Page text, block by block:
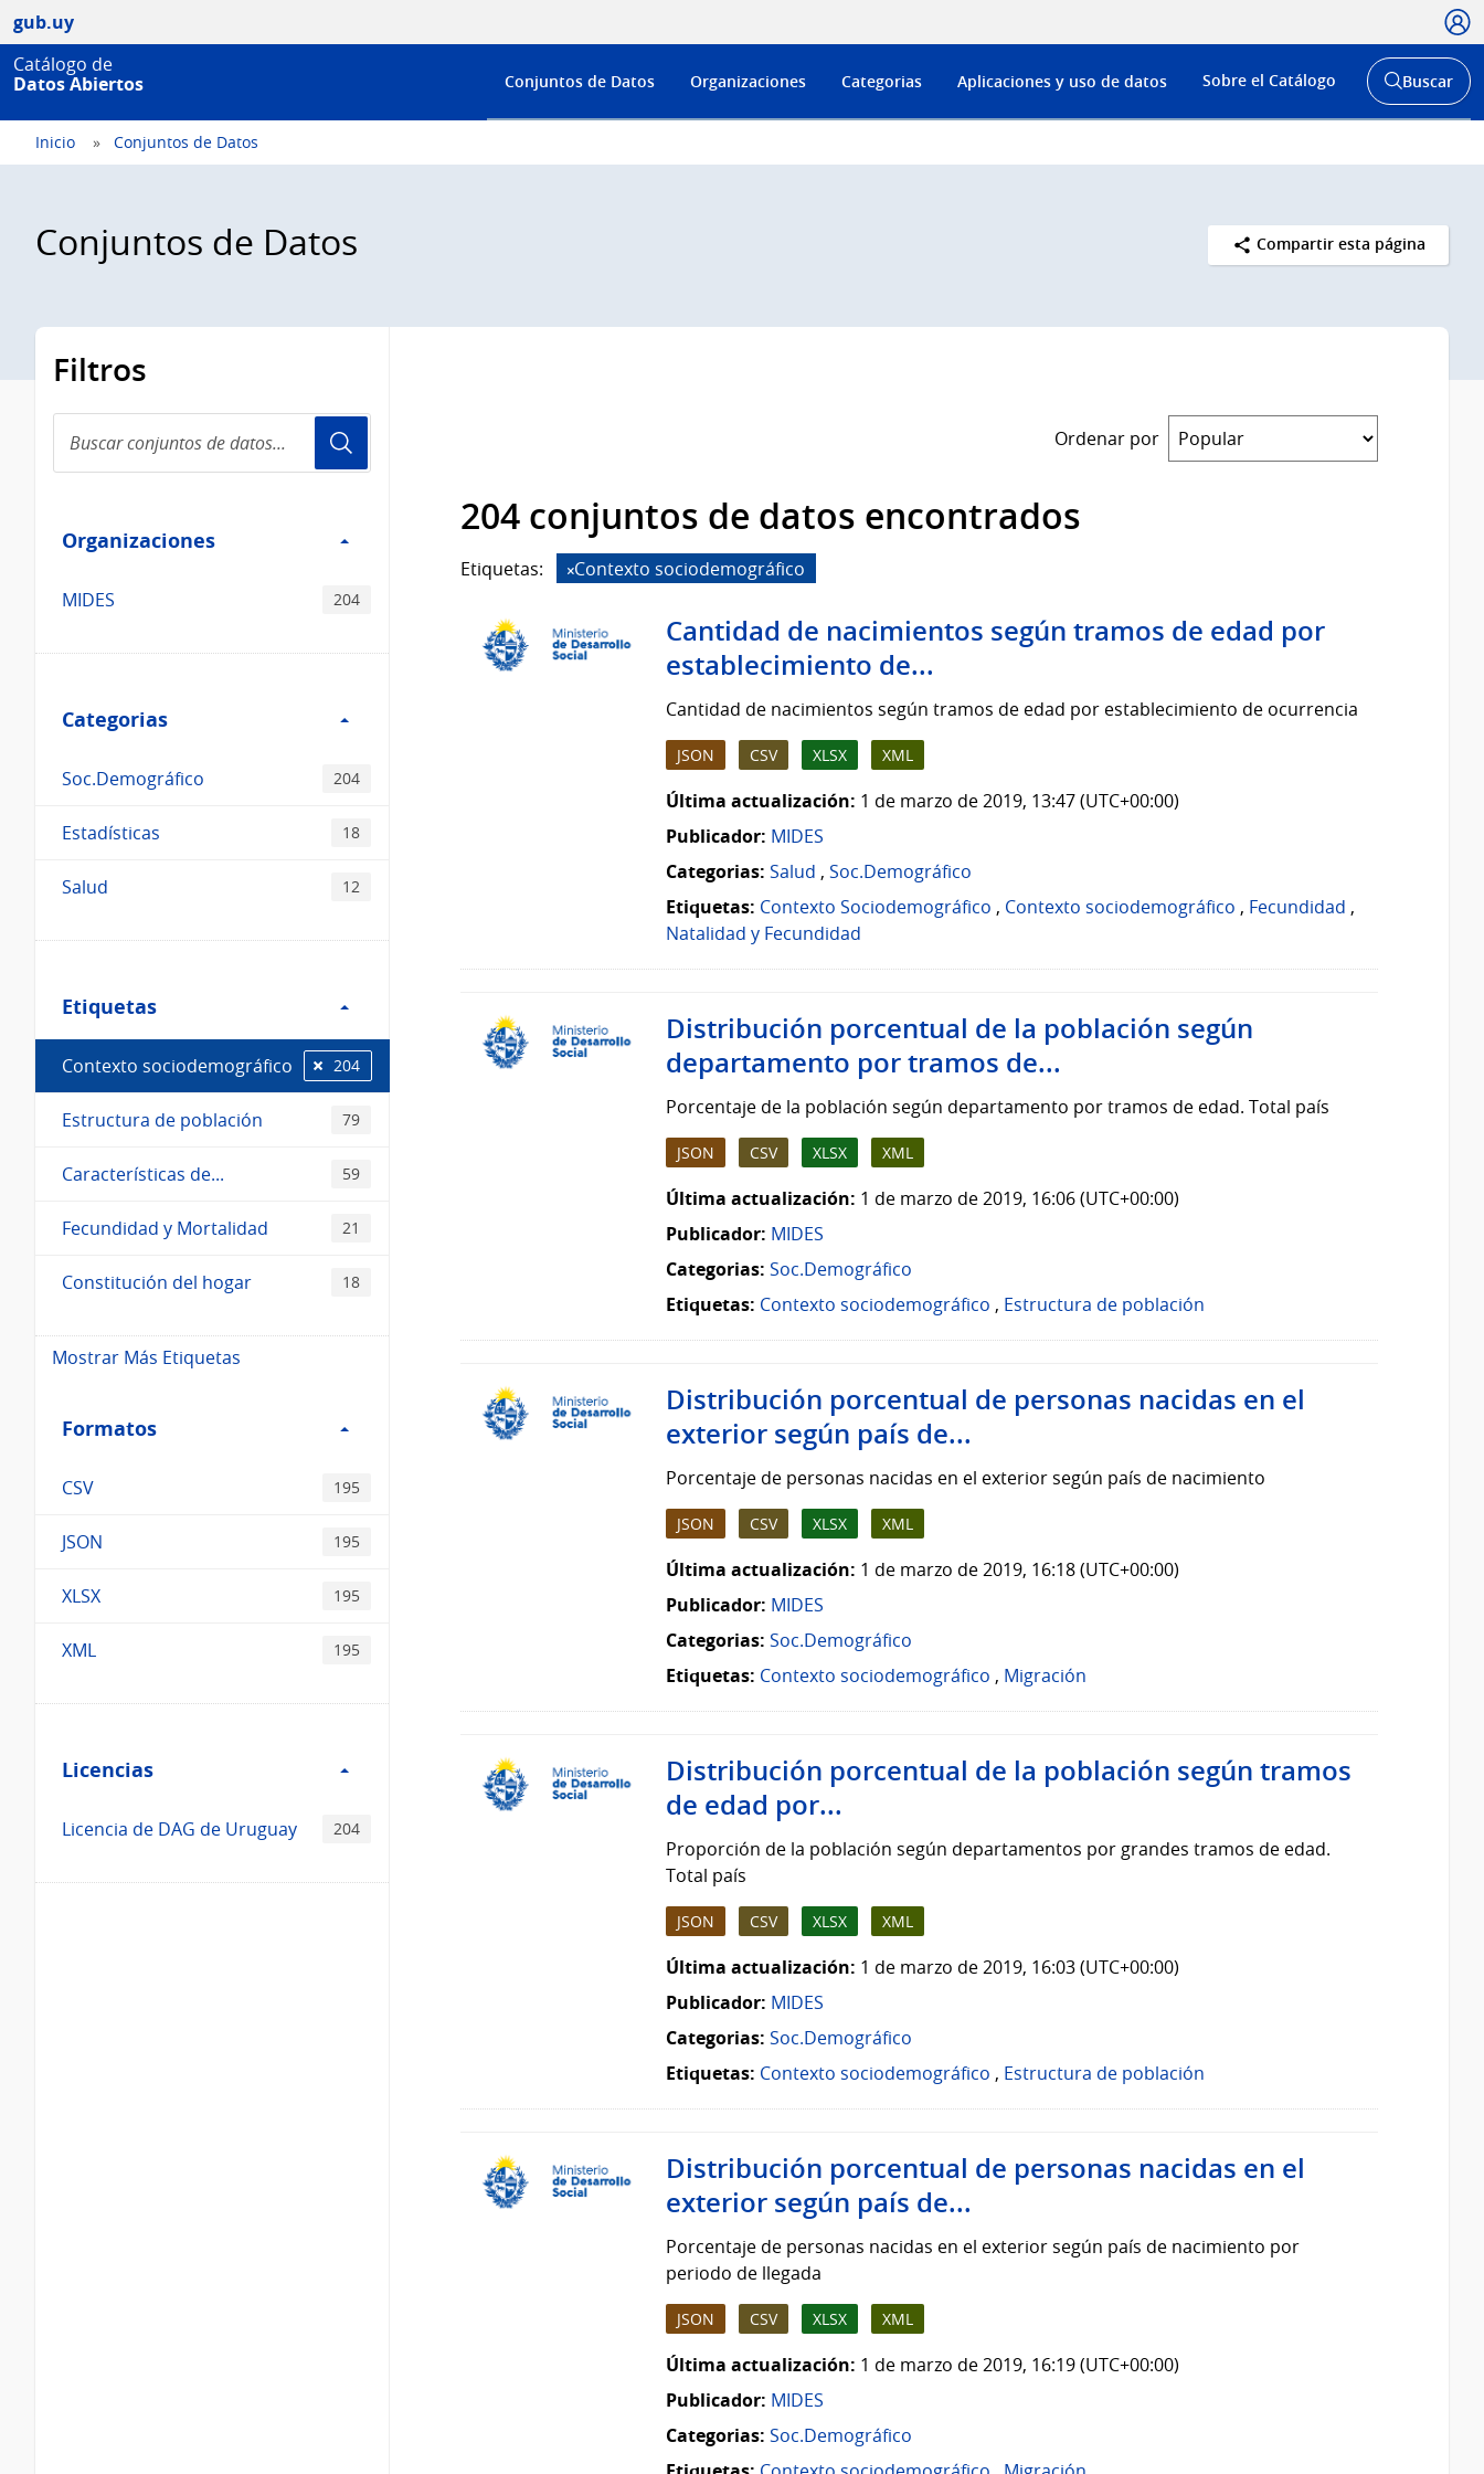
gub.uy
Catálogo de
Datos Abiertos
Menú
de
Conjuntos de Datos Organizaciones Categorias Aplicaciones y uso de datos Sobre el Catálogo
Abrir
buscador
Buscar
Inicio Conjuntos de Datos
Conjuntos de Datos Compartir esta página
Filtros
conjuntos
de
Organizaciones
Organizaciones
MIDES 204
Categorias
Categorias
Soc.Demográfico 204
Estadísticas 18
Salud 12
Etiquetas
Etiquetas
Contexto sociodemográfico 204
Estructura de población 79
Características de... 59
Fecundidad y Mortalidad 21
Constitución del hogar 18
Mostrar Más Etiquetas
Formatos
Formatos
CSV 195
JSON 195
XLSX 195
XML 195
Licencias
Licencias
Licencia de DAG de Uruguay 204
Ordenar por
204 conjuntos de datos encontrados
Etiquetas: Contexto sociodemográfico
Cantidad de nacimientos según tramos de edad por
establecimiento de...
Cantidad de nacimientos según tramos de edad por establecimiento de ocurrencia
JSON CSV XLSX XML
Última actualización: 1 de marzo de 2019, 13:47 (UTC+00:00)
Publicador: MIDES
Categorias: Salud , Soc.Demográfico
Etiquetas: Contexto Sociodemográfico , Contexto sociodemográfico , Fecundidad ,
Natalidad y Fecundidad
Distribución porcentual de la población según
departamento por tramos de...
Porcentaje de la población según departamento por tramos de edad. Total país
JSON CSV XLSX XML
Última actualización: 1 de marzo de 2019, 16:06 (UTC+00:00)
Publicador: MIDES
Categorias: Soc.Demográfico
Etiquetas: Contexto sociodemográfico , Estructura de población
Distribución porcentual de personas nacidas en el
exterior según país de...
Porcentaje de personas nacidas en el exterior según país de nacimiento
JSON CSV XLSX XML
Última actualización: 1 de marzo de 2019, 16:18 (UTC+00:00)
Publicador: MIDES
Categorias: Soc.Demográfico
Etiquetas: Contexto sociodemográfico , Migración
Distribución porcentual de la población según tramos
de edad por...
Proporción de la población según departamentos por grandes tramos de edad.
Total país
JSON CSV XLSX XML
Última actualización: 1 de marzo de 2019, 16:03 (UTC+00:00)
Publicador: MIDES
Categorias: Soc.Demográfico
Etiquetas: Contexto sociodemográfico , Estructura de población
Distribución porcentual de personas nacidas en el
exterior según país de...
Porcentaje de personas nacidas en el exterior según país de nacimiento por
periodo de llegada
JSON CSV XLSX XML
Última actualización: 1 de marzo de 2019, 16:19 (UTC+00:00)
Publicador: MIDES
Categorias: Soc.Demográfico